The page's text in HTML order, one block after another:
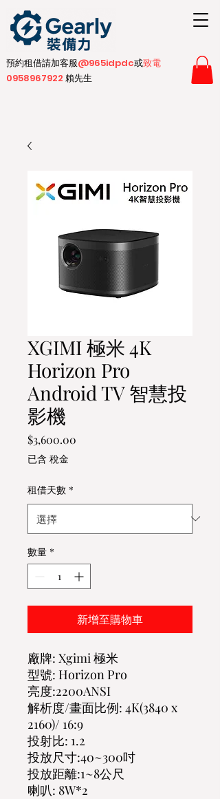
預約租借請加客服@965idpdc​或致電
0958967922 賴先生
XGIMI 極米 4K
Horizon Pro
Android TV 智慧投
影機
$3,600.00
已含 稅金
租借天數 *
數量 *
新增至購物車
廠牌: Xgimi 極米
型號: Horizon Pro
亮度:2200ANSI
解析度/畫面比例: 4K(3840 x
2160)/ 16:9
投射比: 1.2
投放尺寸:40~300吋
投放距離:1~8公尺
喇叭: 8W*2